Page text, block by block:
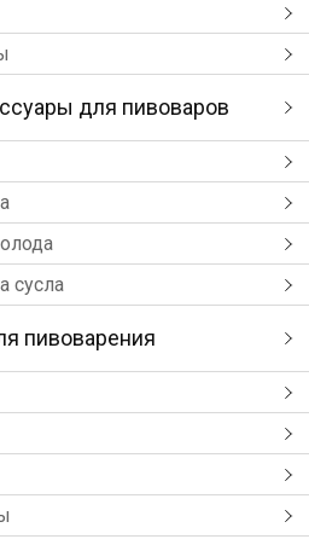
для пивоваров
сусла
пивоварения